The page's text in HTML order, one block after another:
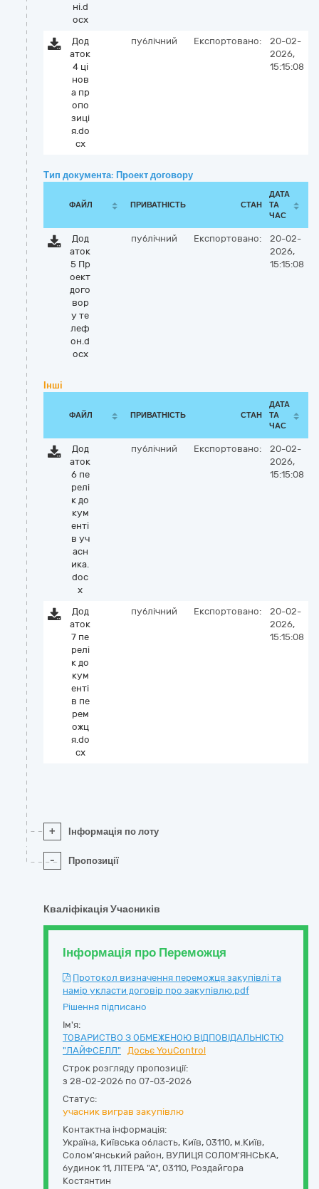
ні.d
ocx
Дод
аток
4 ці
нов
а пр
опо
зиці
я.do
cx
публічний Експортовано:
20-02-
2026,
15:15:08
Тип документа: Проект договору
ФАЙЛ ПРИВАТНІСТЬ СТАН
ДАТА
ТА
ЧАС
Дод
аток
5 Пр
оект
дого
вор
у те
леф
он.d
ocx
публічний Експортовано:
20-02-
2026,
15:15:08
Інші
ФАЙЛ ПРИВАТНІСТЬ СТАН
ДАТА
ТА
ЧАС
Дод
аток
6 пе
релі
к до
кум
енті
в уч
асн
ика.
doc
x
публічний Експортовано:
20-02-
2026,
15:15:08
Дод
аток
7 пе
релі
к до
кум
енті
в пе
рем
ожц
я.do
cx
публічний Експортовано:
20-02-
2026,
15:15:08
+ Інформація по лоту
- Пропозиції
Кваліфікація Учасників
Інформація про Переможця
Протокол визначення переможця закупівлі та
намір укласти договір про закупівлю.pdf
Рішення підписано
Ім'я:
ТОВАРИСТВО З ОБМЕЖЕНОЮ ВІДПОВІДАЛЬНІСТЮ
"ЛАЙФСЕЛЛ"
Досьє YouControl
Строк розгляду пропозиції:
з 28-02-2026 по 07-03-2026
Статус:
учасник виграв закупівлю
Контактна інформація:
Україна, Київська область, Київ, 03110, м.Київ,
Солом'янський район, ВУЛИЦЯ СОЛОМ'ЯНСЬКА,
будинок 11, ЛІТЕРА "А", 03110, Роздайгора
Костянтин